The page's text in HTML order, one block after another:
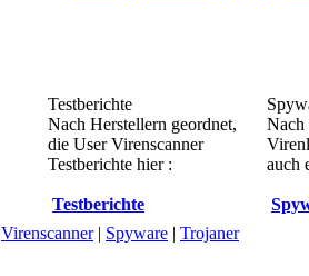
Testberichte
Nach Herstellern geordnet,
die User Virenscanner
Testberichte hier :
Testberichte
Nach
auch
Virenscanner| Spyware | Trojaner